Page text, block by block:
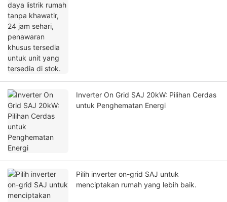
Inverter On Grid SAJ 20kW: Pilihan Cerdas
untuk Penghematan Energi
Pilih inverter on-grid SAJ untuk
menciptakan rumah yang lebih baik.